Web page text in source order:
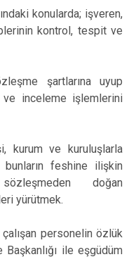
konularda; işveren,
kontrol, tespit ve
şartlarına uyup
ve inceleme işlemlerini
kurum ve kuruluşlarla
feshine ilişkin
doğan
yürütmek.
personelin özlük
ile eşgüdüm